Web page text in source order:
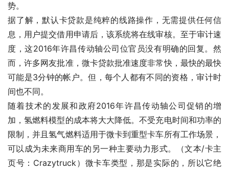
势。
据了解，默认卡贷款是纯粹的线路操作，无需提供任何信
息，用户提交借用申请后，该系统将在线审核。至于审计速
度，这2016年许昌传动轴公司位官员没有明确的回复。然
而，许多网友批准，微卡贷款批准速度非常快，最快的最快
可能是3分钟的帐户。但，每个人都有不同的资格，审计时
间也不同。
随着技术的发展和政府2016年许昌传动轴公司促销的增
加，氢燃料模型的成本将大大降低。不受充电时间和功率的
限制，并且氢气燃料适用于微卡到重型卡车所有工作场景，
可以成为未来商用车的另一种主要动力形式。（文本/卡主
页号：Crazytruck）微卡车类型，那是实际的，所以它绝